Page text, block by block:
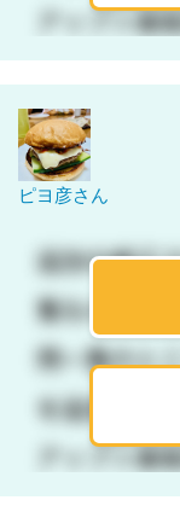
ピヨ彦さん